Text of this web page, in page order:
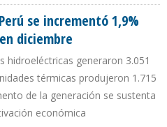
se incrementó 1,9%
diciembre
hidroeléctricas generaron 3.051
térmicas produjeron 1.715
de la generación se sustenta
económica